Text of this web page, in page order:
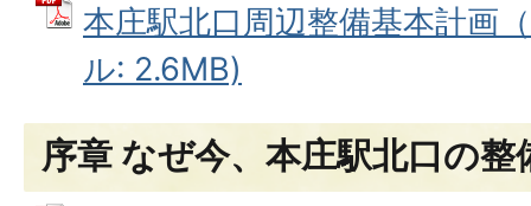
本庄駅北口周辺整備基本計画
ル: 2.6MB)
序章 なぜ今、本庄駅北口の整